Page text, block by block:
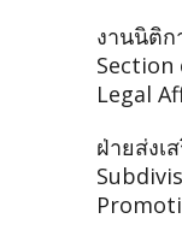
งานนิติ
Legal
ฝ่ายส่งเ